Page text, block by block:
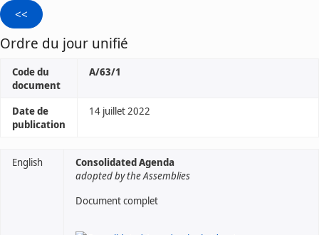
Ordre du jour unifié
Code du
document
A/63/1
Date de
publication
14 juillet 2022
English
Consolidated Agenda
adopted by the Assemblies
Document complet